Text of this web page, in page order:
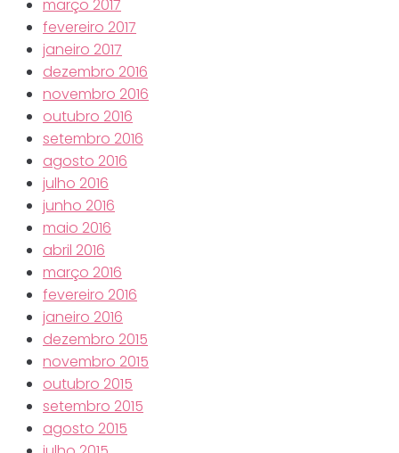
março 2017
fevereiro 2017
janeiro 2017
dezembro 2016
novembro 2016
outubro 2016
setembro 2016
agosto 2016
julho 2016
junho 2016
maio 2016
abril 2016
março 2016
fevereiro 2016
janeiro 2016
dezembro 2015
novembro 2015
outubro 2015
setembro 2015
agosto 2015